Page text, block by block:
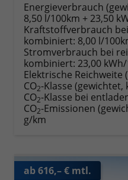
Energieverbrauch
8,50 l/100km + 23,50
Kraftstoffverbrauch
kombiniert: 8,00 l/
Stromverbrauch bei
kombiniert: 23,00
Elektrische Reichweite
CO2-Klasse
CO2-Klasse bei
CO2-Emissionen
g/km
ab 616,– € mtl.